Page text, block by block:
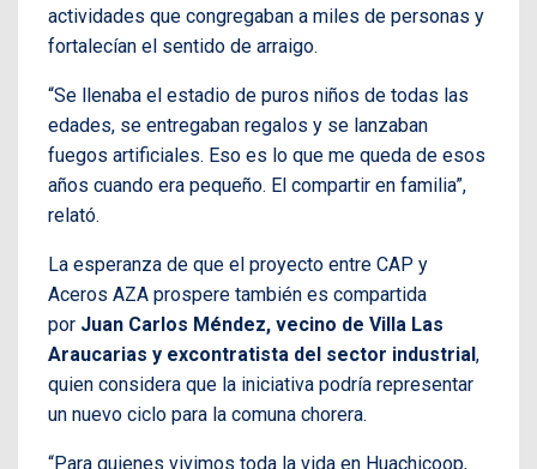
actividades que congregaban a miles de personas y
fortalecían el sentido de arraigo.
“Se llenaba el estadio de puros niños de todas las
edades, se entregaban regalos y se lanzaban
fuegos artificiales. Eso es lo que me queda de esos
años cuando era pequeño. El compartir en familia”,
relató.
La esperanza de que el proyecto entre CAP y
Aceros AZA prospere también es compartida
por Juan Carlos Méndez, vecino de Villa Las
Araucarias y excontratista del sector industrial,
quien considera que la iniciativa podría representar
un nuevo ciclo para la comuna chorera.
“Para quienes vivimos toda la vida en Huachicoop,